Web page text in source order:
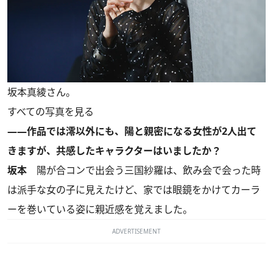
坂本真綾さん。
すべての写真を見る
――作品では澪以外にも、陽と親密になる女性が2人出て
きますが、共感したキャラクターはいましたか？
坂本 陽が合コンで出会う三国紗羅は、飲み会で会った時
は派手な女の子に見えたけど、家では眼鏡をかけてカーラ
ーを巻いている姿に親近感を覚えました。
ADVERTISEMENT